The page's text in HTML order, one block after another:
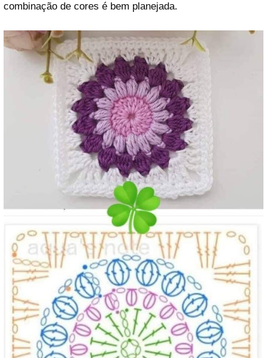
combinação de cores é bem planejada.